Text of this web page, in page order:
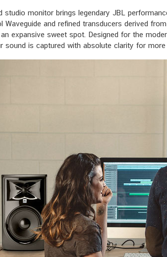
studio monitor brings legendary JBL
and refined transducers derived
expansive sweet spot. Designed for the
is captured with absolute clarity for more